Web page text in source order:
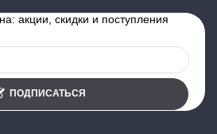
акции, скидки и поступления
ПОДПИСАТЬСЯ